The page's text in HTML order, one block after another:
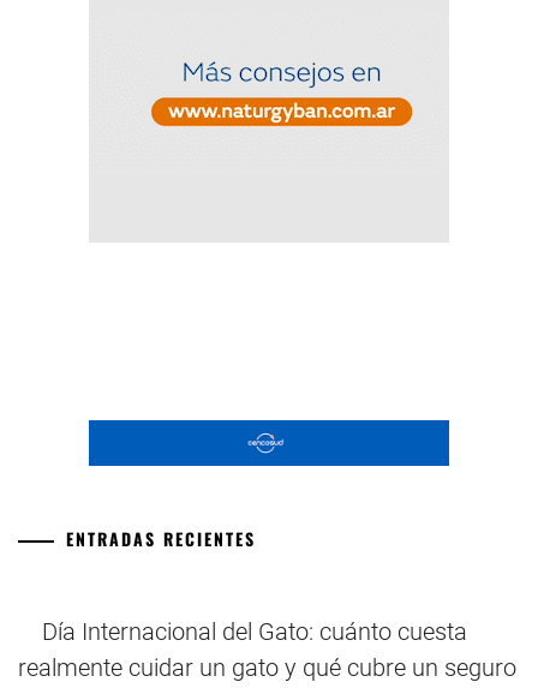
ENTRADAS RECIENTES
Día Internacional del Gato: cuánto cuesta
realmente cuidar un gato y qué cubre un seguro